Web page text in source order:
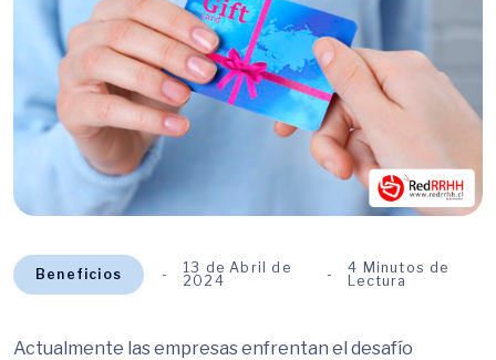
Beneficios
13 de Abril de
2024
4 Minutos de
Lectura
Actualmente las empresas enfrentan el desafío